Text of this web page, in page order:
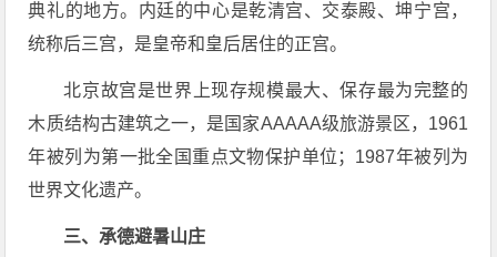
典礼的地方。内廷的中心是乾清宫、交泰殿、坤宁宫，
统称后三宫，是皇帝和皇后居住的正宫。
北京故宫是世界上现存规模最大、保存最为完整的
木质结构古建筑之一，是国家AAAAA级旅游景区，1961
年被列为第一批全国重点文物保护单位；1987年被列为
世界文化遗产。
三、承德避暑山庄